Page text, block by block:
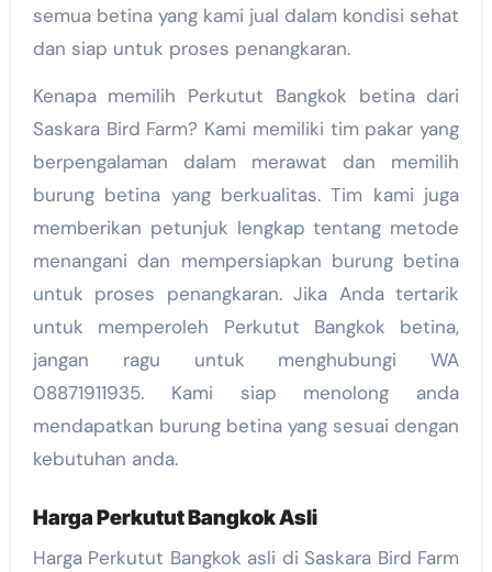
semua betina yang kami jual dalam kondisi sehat
dan siap untuk proses penangkaran.
Kenapa memilih Perkutut Bangkok betina dari
Saskara Bird Farm? Kami memiliki tim pakar yang
berpengalaman dalam merawat dan memilih
burung betina yang berkualitas. Tim kami juga
memberikan petunjuk lengkap tentang metode
menangani dan mempersiapkan burung betina
untuk proses penangkaran. Jika Anda tertarik
untuk memperoleh Perkutut Bangkok betina,
jangan ragu untuk menghubungi WA
08871911935. Kami siap menolong anda
mendapatkan burung betina yang sesuai dengan
kebutuhan anda.
Harga Perkutut Bangkok Asli
Harga Perkutut Bangkok asli di Saskara Bird Farm